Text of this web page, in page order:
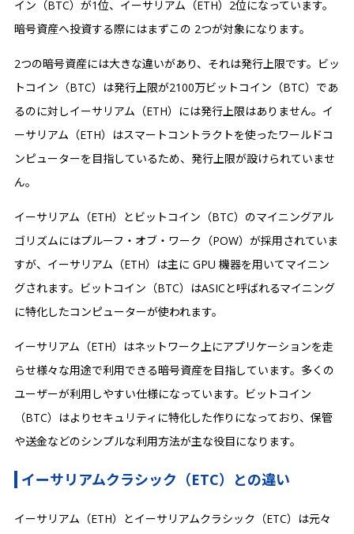
イン（BTC）が1位、イーサリアム（ETH）2位になっています。
暗号資産へ投資する際にはまずこの 2つが対象になります。‍
2つの暗号資産には大きな違いがあり、それは発行上限です。ビッ
トコイン（BTC）は発行上限が2100万ビットコイン（BTC）であ
るのに対しイーサリアム（ETH）には発行上限はありません。イ
ーサリアム（ETH）はスマートコントラクトを使ったワールドコ
ンピューターを目指しているため、発行上限が設けられていませ
ん。
イーサリアム（ETH）とビットコイン（BTC）のマイニングアル
ゴリズムにはプルーフ・オブ・ワーク（POW）が採用されていま
すが、イーサリアム（ETH）は主に GPU 機器を用いてマイニン
グされます。ビットコイン（BTC）はASICと呼ばれるマイニング
に特化したコンピューターが使われます。
イーサリアム（ETH）はネットワーク上にアプリケーションを走
らせ様々な用途で利用できる暗号資産を目指しています。多くの
ユーザーが利用しやすい仕様になっています。ビットコイン
（BTC）はよりセキュリティに特化した作りになっており、保管
や送金などのシンプルな利用方法が主な役目になります。
イーサリアムクラシック（ETC）との違い
イーサリアム（ETH）とイーサリアムクラシック（ETC）は元々